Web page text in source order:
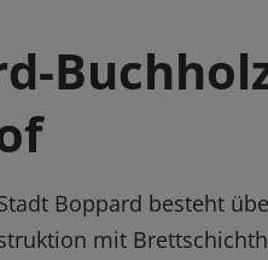
Boppard besteht
mit